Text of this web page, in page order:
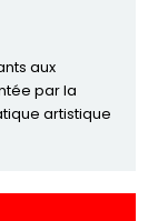
aux
par la
artistique